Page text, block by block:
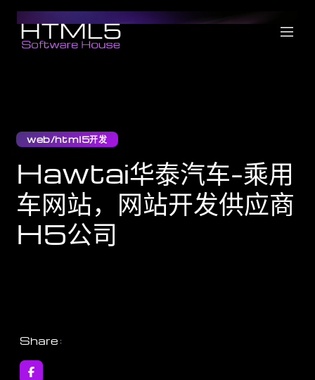
web/html5开发
Hawtai华泰汽车-乘用
车网站，网站开发供应商
H5公司
Share: